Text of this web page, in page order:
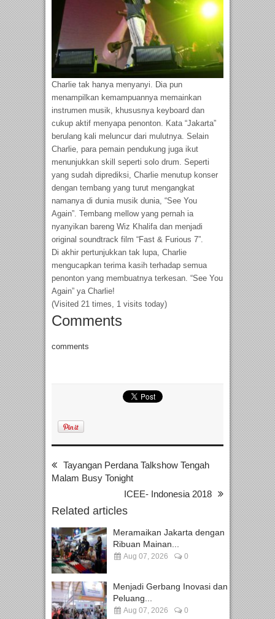
Charlie tak hanya menyanyi. Dia pun
menampilkan kemampuannya memainkan
instrumen musik, khususnya keyboard dan
cukup aktif menyapa penonton. Kata “Jakarta”
berulang kali meluncur dari mulutnya. Selain
Charlie, para pemain pendukung juga ikut
menunjukkan skill seperti solo drum. Seperti
yang sudah diprediksi, Charlie menutup konser
dengan tembang yang turut mengangkat
namanya di dunia musik dunia, “See You
Again”. Tembang mellow yang pernah ia
nyanyikan bareng Wiz Khalifa dan menjadi
original soundtrack film “Fast & Furious 7”.
Di akhir pertunjukkan tak lupa, Charlie
mengucapkan terima kasih terhadap semua
penonton yang membuatnya terkesan. “See You
Again” ya Charlie!
(Visited 21 times, 1 visits today)
Comments
comments
Tayangan Perdana Talkshow Tengah
Malam Busy Tonight
ICEE- Indonesia 2018
Related articles
Meramaikan Jakarta dengan
Ribuan Mainan...
Aug 07, 2026 0
Menjadi Gerbang Inovasi dan
Peluang...
Aug 07, 2026 0